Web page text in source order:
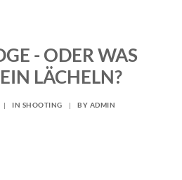
- ODER WAS
LÄCHELN?
| IN SHOOTING | BY ADMIN